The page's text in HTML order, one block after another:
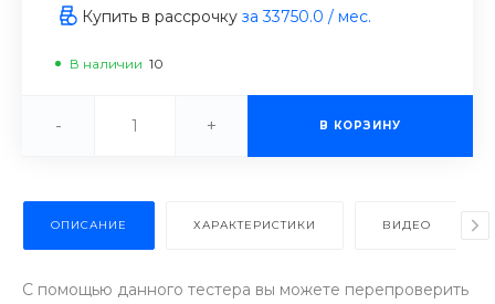
Купить в рассрочку за33750.0 / мес.
В наличии 10
- + В КОРЗИНУ
ОПИСАНИЕ ХАРАКТЕРИСТИКИ ВИДЕО
С помощью данного тестера вы можете перепроверить